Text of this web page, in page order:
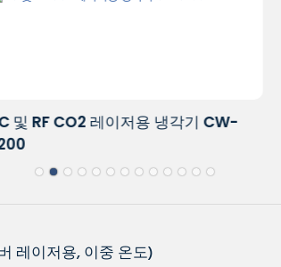
및 RF CO2 레이저용 냉각기 CW-
레이저용, 이중 온도)